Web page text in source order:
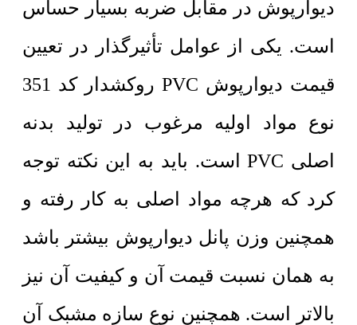
دیوارپوش در مقابل ضربه بسیار حساس
است. یکی از عوامل تأثیرگذار در تعیین
قیمت دیوارپوش PVC روکشدار کد 351
نوع مواد اولیه مرغوب در تولید بدنه
اصلی PVC است. باید به این نکته توجه
کرد که هرچه مواد اصلی به کار رفته و
همچنین وزن پانل دیوارپوش بیشتر باشد
به همان نسبت قیمت آن و کیفیت آن نیز
بالاتر است. همچنین نوع سازه مشبک آن